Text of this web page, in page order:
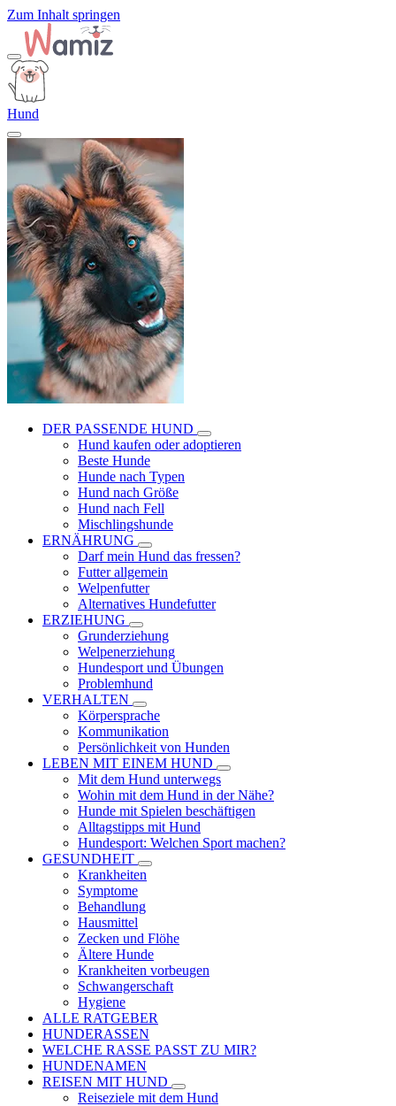
Zum Inhalt springen
Hund
DER PASSENDE HUND
Hund kaufen oder adoptieren
Beste Hunde
Hunde nach Typen
Hund nach Größe
Hund nach Fell
Mischlingshunde
ERNÄHRUNG
Darf mein Hund das fressen?
Futter allgemein
Welpenfutter
Alternatives Hundefutter
ERZIEHUNG
Grunderziehung
Welpenerziehung
Hundesport und Übungen
Problemhund
VERHALTEN
Körpersprache
Kommunikation
Persönlichkeit von Hunden
LEBEN MIT EINEM HUND
Mit dem Hund unterwegs
Wohin mit dem Hund in der Nähe?
Hunde mit Spielen beschäftigen
Alltagstipps mit Hund
Hundesport: Welchen Sport machen?
GESUNDHEIT
Krankheiten
Symptome
Behandlung
Hausmittel
Zecken und Flöhe
Ältere Hunde
Krankheiten vorbeugen
Schwangerschaft
Hygiene
ALLE RATGEBER
HUNDERASSEN
WELCHE RASSE PASST ZU MIR?
HUNDENAMEN
REISEN MIT HUND
Reiseziele mit dem Hund